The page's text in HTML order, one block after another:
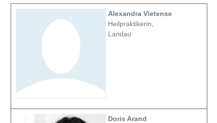
Alexandra Vietense
Heilpraktikerin,
Landau
Doris Arand